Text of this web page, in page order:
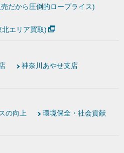
だから圧倒的ロープライス)
エリア買取)
神奈川あやせ支店
の向上
環境保全・社会貢献